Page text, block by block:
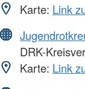
Karte: Link
DRK-
Karte: Link